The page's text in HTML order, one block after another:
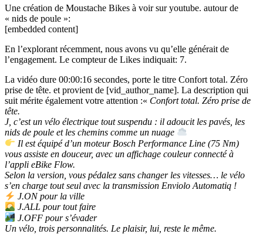
Une création de Moustache Bikes à voir sur youtube. autour de
« nids de poule »:
[embedded content]
En l’explorant récemment, nous avons vu qu’elle générait de
l’engagement. Le compteur de Likes indiquait: 7.
La vidéo dure 00:00:16 secondes, porte le titre Confort total. Zéro
prise de tête. et provient de [vid_author_name]. La description qui
suit mérite également votre attention :« Confort total. Zéro prise de
tête.
J, c’est un vélo électrique tout suspendu : il adoucit les pavés, les
nids de poule et les chemins comme un nuage
Il est équipé d’un moteur Bosch Performance Line (75 Nm)
vous assiste en douceur, avec un affichage couleur connecté à
l’appli eBike Flow.
Selon la version, vous pédalez sans changer les vitesses… le vélo
s’en charge tout seul avec la transmission Enviolo Automatiq !
J.ON pour la ville
J.ALL pour tout faire
J.OFF pour s’évader
Un vélo, trois personnalités. Le plaisir, lui, reste le même.